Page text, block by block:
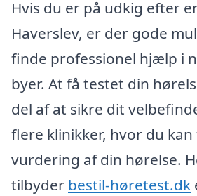
Hvis du er på udkig efter
Haverslev, er der gode
finde professionel hjælp i
byer. At få testet din
del af at sikre dit
flere klinikker, hvor du
vurdering af din hørelse.
tilbyder bestil-høretest.dk